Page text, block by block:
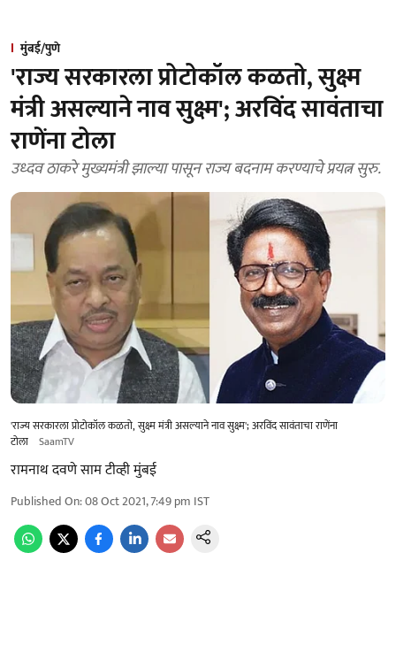
मुंबई/पुणे
'राज्य सरकारला प्रोटोकॉल कळतो, सुक्ष्म
मंत्री असल्याने नाव सुक्ष्म'; अरविंद सावंताचा
राणेंना टोला
उध्दव ठाकरे मुख्यमंत्री झाल्या पासून राज्य बदनाम करण्याचे प्रयत्न सुरु.
'राज्य सरकारला प्रोटोकॉल कळतो, सुक्ष्म मंत्री असल्याने नाव सुक्ष्म'; अरविंद सावंताचा राणेंना
टोला SaamTV
रामनाथ दवणे साम टीव्ही मुंबई
Published On:08 Oct 2021, 7:49 pm IST